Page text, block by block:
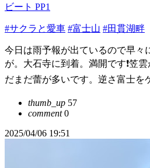
ビート PP1
#サクラと愛車 #富士山 #田貫湖畔
今日は雨予報が出ているので早々
が。大石寺に到着。満開です❗️笠
だまだ蕾が多いです。逆さ富士を
thumb_up 57
comment0
2025/04/06 19:51